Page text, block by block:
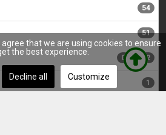
54
51
00:00:02
1
that we are using cookies to ensure
the best experience.
Decline all Customize